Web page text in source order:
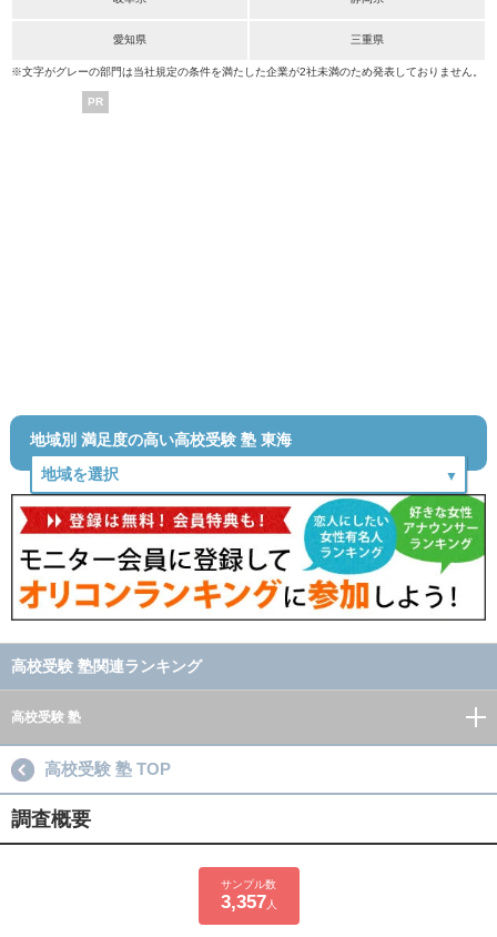
愛知県 三重県
※文字がグレーの部門は当社規定の条件を満たした企業が2社未満のため発表しておりません。
PR
地域別 満足度の高い高校受験 塾 東海
高校受験 塾関連ランキング
高校受験 塾
高校受験 塾 TOP
調査概要
サンプル数
3,357 人